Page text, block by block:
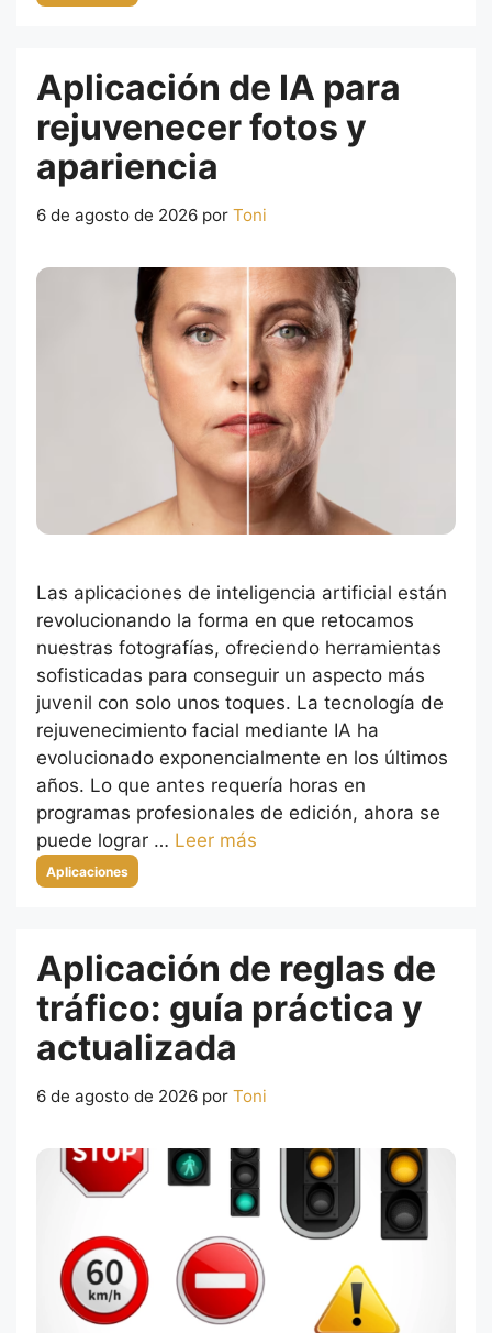
Aplicación de IA para
rejuvenecer fotos y
apariencia
6 de agosto de 2026 por Toni
Las aplicaciones de inteligencia artificial están
revolucionando la forma en que retocamos
nuestras fotografías, ofreciendo herramientas
sofisticadas para conseguir un aspecto más
juvenil con solo unos toques. La tecnología de
rejuvenecimiento facial mediante IA ha
evolucionado exponencialmente en los últimos
años. Lo que antes requería horas en
programas profesionales de edición, ahora se
puede lograr … Leer más
Categorías
Aplicaciones
Aplicación de reglas de
tráfico: guía práctica y
actualizada
6 de agosto de 2026 por Toni